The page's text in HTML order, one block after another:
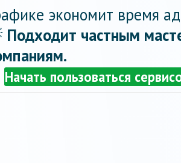
экономит время
Подходит частным
Начать пользоваться